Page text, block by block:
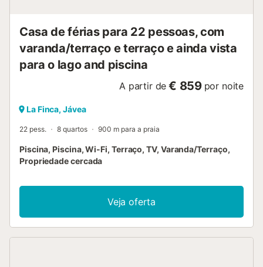
Casa de férias para 22 pessoas, com
varanda/terraço e terraço e ainda vista
para o lago and piscina
A partir de € 859 por noite
La Finca, Jávea
22 pess. 8 quartos 900 m para a praia
Piscina, Piscina, Wi-Fi, Terraço, TV, Varanda/Terraço,
Propriedade cercada
Veja oferta